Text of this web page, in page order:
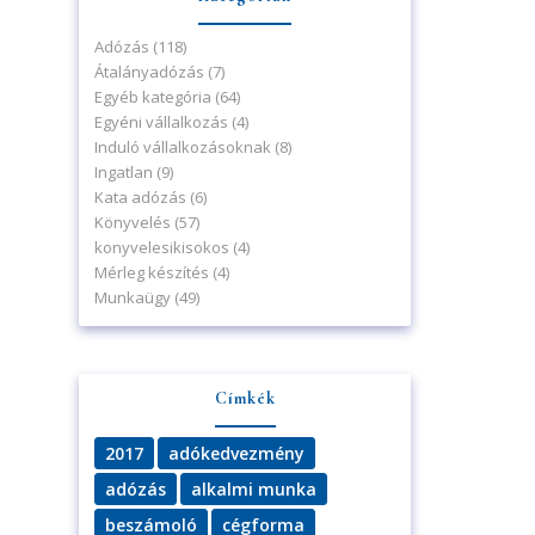
Adózás (118)
Átalányadózás (7)
Egyéb kategória (64)
Egyéni vállalkozás (4)
Induló vállalkozásoknak (8)
Ingatlan (9)
Kata adózás (6)
Könyvelés (57)
konyvelesikisokos (4)
Mérleg készítés (4)
Munkaügy(49)
Címkék
2017
adókedvezmény
adózás
alkalmi munka
beszámoló
cégforma